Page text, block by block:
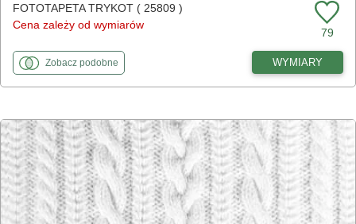
FOTOTAPETA TRYKOT ( 25809 )
Cena zależy od wymiarów
79
Zobaczfototapety
podobnedo Trykot WYMIARY